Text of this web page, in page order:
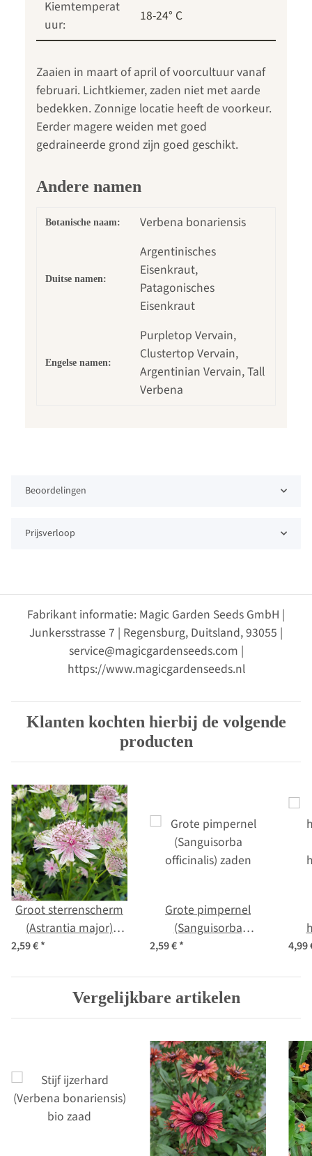
Kiemtemperat
uur:
18-24° C
Zaaien in maart of april of voorcultuur vanaf
februari. Lichtkiemer, zaden niet met aarde
bedekken. Zonnige locatie heeft de voorkeur.
Eerder magere weiden met goed
gedraineerde grond zijn goed geschikt.
Andere namen
Botanische naam: Verbena bonariensis
Duitse namen:
Argentinisches
Eisenkraut,
Patagonisches
Eisenkraut
Engelse namen:
Purpletop Vervain,
Clustertop Vervain,
Argentinian Vervain, Tall
Verbena
Beoordelingen
Prijsverloop
Fabrikant informatie: Magic Garden Seeds GmbH |
Junkersstrasse 7 | Regensburg, Duitsland, 93055 |
service@magicgardenseeds.com |
https://www.magicgardenseeds.nl
Klanten kochten hierbij de volgende
producten
Groot sterrenscherm
(Astrantia major)
2,59 €*
Grote pimpernel
(Sanguisorba
officinalis) zaden
2,59 €* 4,99
Vergelijkbare artikelen